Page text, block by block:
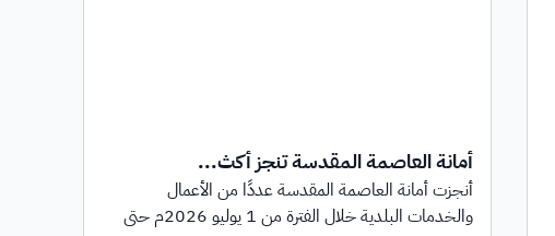
أمانة العاصمة المقدسة تنجز أكث...
أنجزت أمانة العاصمة المقدسة عددًا من الأعمال
والخدمات البلدية خلال الفترة من 1 يوليو 2026م حتى